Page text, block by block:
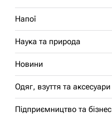
Напої
Наука та природа
Новини
Одяг, взуття та аксесуари
Підприємництво та бізнес